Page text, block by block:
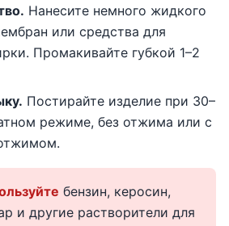
Нанесите немного жидкого
или средства для
Промакивайте губкой 1–2
Постирайте изделие при 30–
режиме, без отжима или с
бензин, керосин,
и другие растворители для